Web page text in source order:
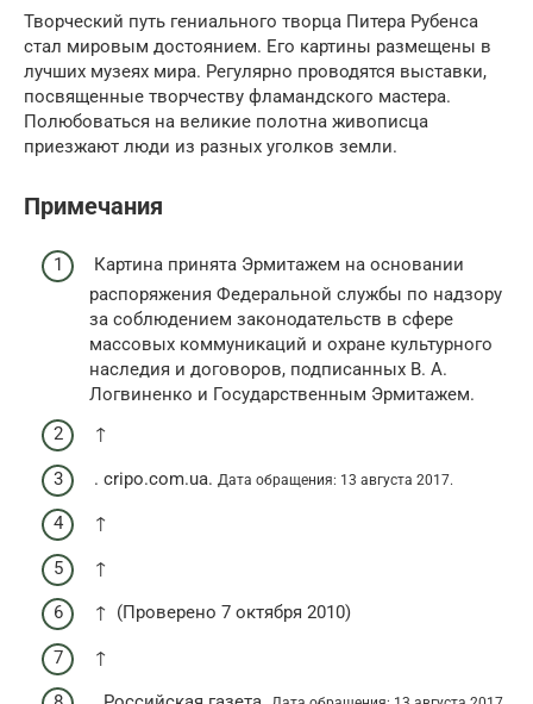
Творческий путь гениального творца Питера Рубенса
стал мировым достоянием. Его картины размещены в
лучших музеях мира. Регулярно проводятся выставки,
посвященные творчеству фламандского мастера.
Полюбоваться на великие полотна живописца
приезжают люди из разных уголков земли.
Примечания
Картина принята Эрмитажем на основании
распоряжения Федеральной службы по надзору
за соблюдением законодательств в сфере
массовых коммуникаций и охране культурного
наследия и договоров, подписанных В. А.
Логвиненко и Государственным Эрмитажем.
↑
. cripo.com.ua. Дата обращения: 13 августа 2017.
↑
↑
↑ (Проверено 7 октября 2010)
↑